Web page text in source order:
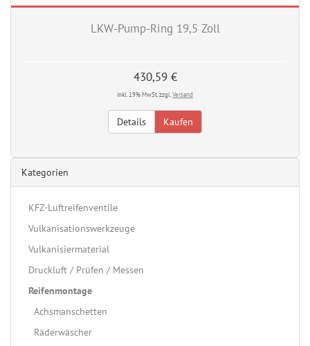
LKW-Pump-Ring 19,5 Zoll
430,59 €
inkl. 19% MwSt. zzgl. Versand
Details Kaufen
Kategorien
KFZ-Luftreifenventile
Vulkanisationswerkzeuge
Vulkanisiermaterial
Druckluft / Prüfen / Messen
Reifenmontage
Achsmanschetten
Räderwäscher